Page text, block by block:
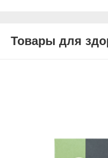
Товары для